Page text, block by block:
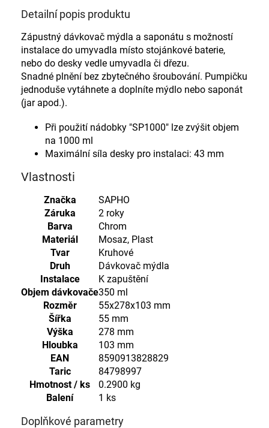
Detailní popis produktu
Zápustný dávkovač mýdla a saponátu s možností
instalace do umyvadla místo stojánkové baterie,
nebo do desky vedle umyvadla či dřezu.
Snadné plnění bez zbytečného šroubování. Pumpičku
jednoduše vytáhnete a doplníte mýdlo nebo saponát
(jar apod.).
Při použití nádobky "SP1000" lze zvýšit objem
na 1000 ml
Maximální síla desky pro instalaci: 43 mm
Vlastnosti
Značka
SAPHO
Záruka
2 roky
Barva
Chrom
Materiál
Mosaz, Plast
Tvar
Kruhové
Druh
Dávkovač mýdla
Instalace
K zapuštění
Objem dávkovače350 ml
Rozměr
55x278x103 mm
Šířka
55 mm
Výška
278 mm
Hloubka
103 mm
EAN
8590913828829
Taric
84798997
Hmotnost / ks
0.2900 kg
Balení
1 ks
Doplňkové parametry